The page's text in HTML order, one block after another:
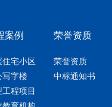
案例
住宅小区
写字楼
工程项目
荣誉资质
荣誉资质
中标通知书